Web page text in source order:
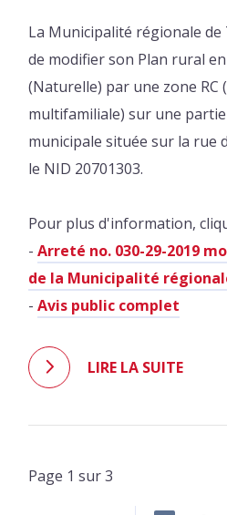
La Municipalité régionale
de modifier son Plan rural
(Naturelle) par une zone RC
multifamiliale) sur une
municipale située sur la rue
le NID 20701303.
Pour plus d'information,
-Arreté no. 030-29-2019
de la Municipalité
-Avis public complet
LIRE LA SUITE
Page 1 sur 3